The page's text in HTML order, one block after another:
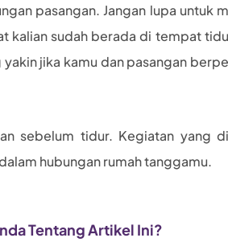
pasangan. Jangan lupa untuk
sudah berada di tempat
jika kamu dan pasangan
sebelum tidur. Kegiatan yang
hubungan rumah tanggamu.
Tentang Artikel Ini?